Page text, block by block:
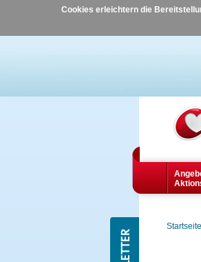
Cookies erleichtern die
Startseite